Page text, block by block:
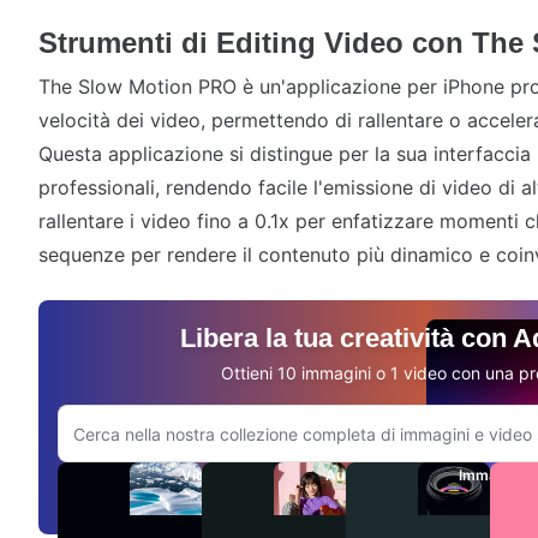
Strumenti di Editing Video con The
The Slow Motion PRO è un'applicazione per iPhone
velocità dei video, permettendo di rallentare o
Questa applicazione si distingue per la sua
professionali, rendendo facile l'emissione di video di
rallentare i video fino a 0.1x per enfatizzare momenti
sequenze per rendere il contenuto più dinamico e
Libera la tua creatività con
Ottieni 10 immagini o 1 video con una
Cerca sul sito Adobe.com
Video Audio Immagini